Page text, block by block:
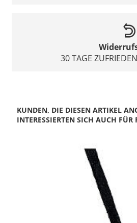
30 TAGE
KUNDEN, DIE DIESEN ARTIKEL
INTERESSIERTEN SICH AUCH FÜR